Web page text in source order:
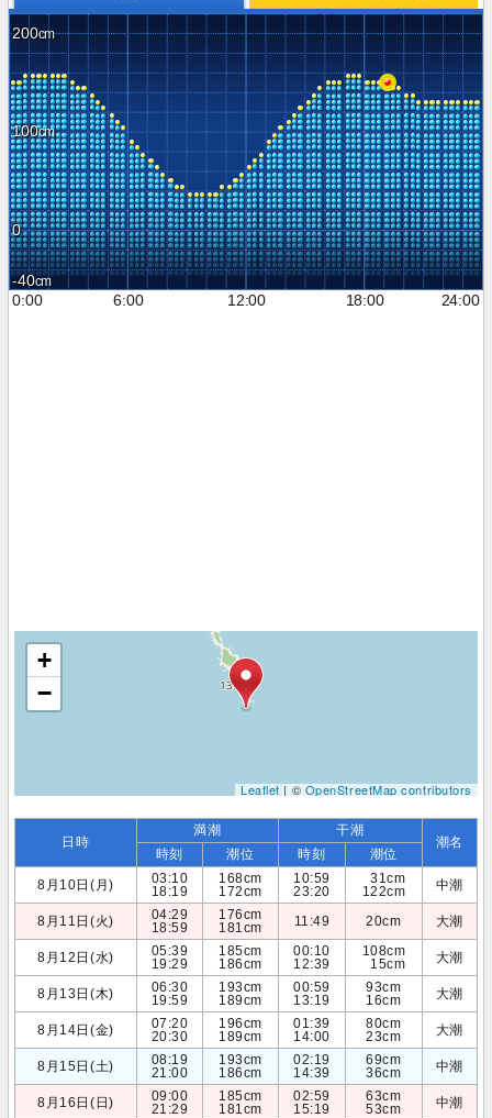
200
100
0
-40
0:00
6:00 12:00 18:00 24:00
+
−
Leaflet| ©OpenStreetMap contributors
日時
満潮 干潮
潮名
時刻 潮位 時刻
潮位
8月10日(月)
03:10
18:19
168cm
172cm
10:59
23:20
31cm
122cm
中潮
8月11日(火)
04:29
18:59
176cm
181cm
11:49 20cm 大潮
8月12日(水)
05:39
19:29
185cm
186cm
00:10
12:39
108cm
15cm
大潮
8月13日(木)
06:30
19:59
193cm
189cm
00:59
13:19
93cm
16cm
大潮
8月14日(金)
07:20
20:30
196cm
189cm
01:39
14:00
80cm
23cm
大潮
8月15日(土)
08:19
21:00
193cm
186cm
02:19
14:39
69cm
36cm
中潮
8月16日(日)
09:00
21:29
185cm
181cm
02:59
15:19
63cm
53cm
中潮